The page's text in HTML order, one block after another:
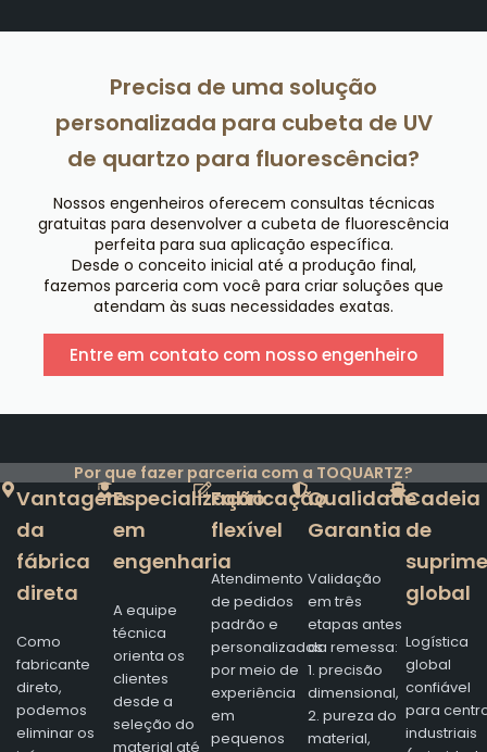
Precisa de uma solução
personalizada para cubeta de UV
de quartzo para fluorescência?
Nossos engenheiros oferecem consultas técnicas
gratuitas para desenvolver a cubeta de fluorescência
perfeita para sua aplicação específica.
Desde o conceito inicial até a produção final,
fazemos parceria com você para criar soluções que
atendam às suas necessidades exatas.
Entre em contato com nosso engenheiro
Por que fazer parceria com a TOQUARTZ?
Vantagem
da
fábrica
direta
Como
fabricante
direto,
podemos
eliminar os
Especialização
em
engenharia
A equipe
técnica
orienta os
clientes
desde a
seleção do
material até
Fabricação
flexível
Atendimento
de pedidos
padrão e
personalizados
por meio de
experiência
em
pequenos
Qualidade
Garantia
Validação
em três
etapas antes
da remessa:
1. precisão
dimensional,
2. pureza do
material,
Cadeia
de
global
Logística
global
confiável
para
industriais